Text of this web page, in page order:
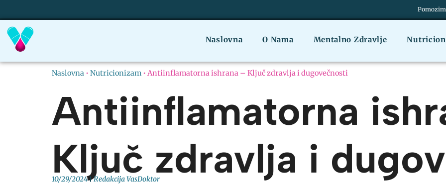
Naslovna O Nama Mentalno Zdravlje
Naslovna •Nutricionizam •Antiinflamatorna ishrana – Ključ zdravlja i dugovečnosti
Antiinflamatorna
Ključ zdravlja i
10/29/2024 Redakcija VasDoktor